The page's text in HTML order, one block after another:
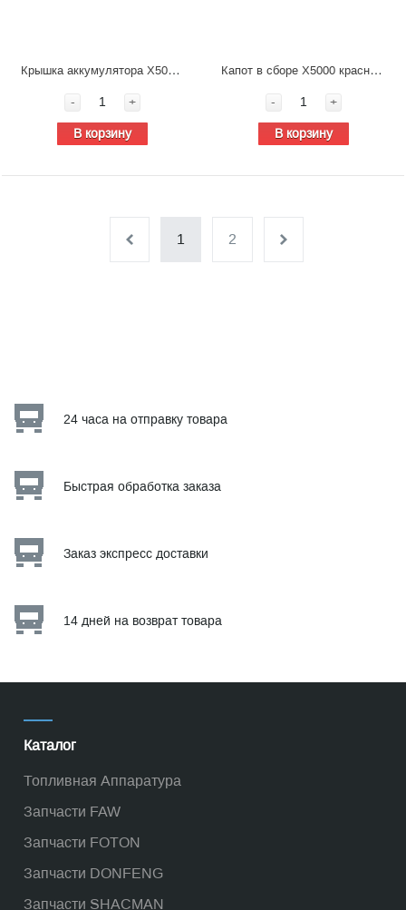
Крышка аккумулятора X5000 X3000 DZ9X259760690
-
+
В корзину
Капот в сборе X5000 красного цвета (рестайлинг) DZ14251110011
-
+
В корзину
1 2
24 часа на отправку товара
Быстрая обработка заказа
Заказ экспресс доставки
14 дней на возврат товара
Каталог
Топливная Аппаратура
Запчасти FAW
Запчасти FOTON
Запчасти DONFENG
Запчасти SHACMAN